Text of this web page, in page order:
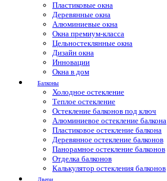
Пластиковые окна
Деревянные окна
Алюминиевые окна
Окна премиум-класса
Цельностеклянные окна
Дизайн окна
Инновации
Окна в дом
Балконы
Холодное остекление
Теплое остекление
Остекление балконов под ключ
Алюминиевое остекление балкона
Пластиковое остекление балкона
Деревянное остекление балконов
Панорамное остекление балконов
Отделка балконов
Калькулятор остекления балконов
Двери